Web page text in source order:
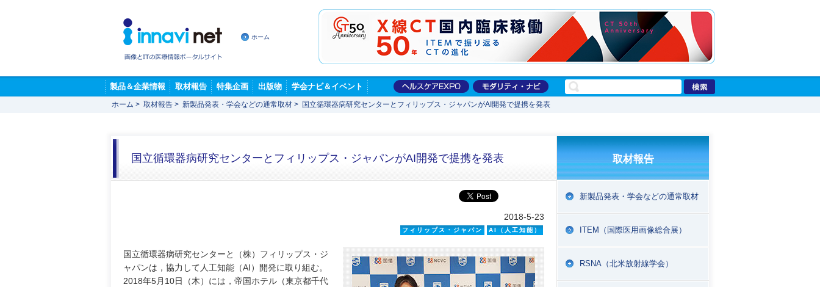
ホーム
製品＆企業情報 取材報告 特集企画 出版物 学会ナビ＆イベント
ホーム > 取材報告 > 新製品発表・学会などの通常取材 > 国立循環器病研究センターとフィリップス・ジャパンがAI開発で提携を発表
国立循環器病研究センターとフィリップス・ジャパンがAI開発で提携を発表
2018-5-23
フィリップス・ジャパン AI（人工知能）
国立循環器病研究センターと（株）フィリップス・ジ
ャパンは，協力して人工知能（AI）開発に取り組む。
2018年5月10日（木）には，帝国ホテル（東京都千代
取材報告
新製品発表・学会などの通常取材
ITEM（国際医用画像総合展）
RSNA（北米放射線学会）